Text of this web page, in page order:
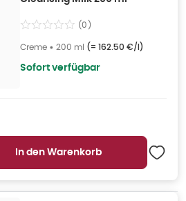
(0)
Creme • 200 ml (= 162.50 €/l)
Sofort verfügbar
In den Warenkorb